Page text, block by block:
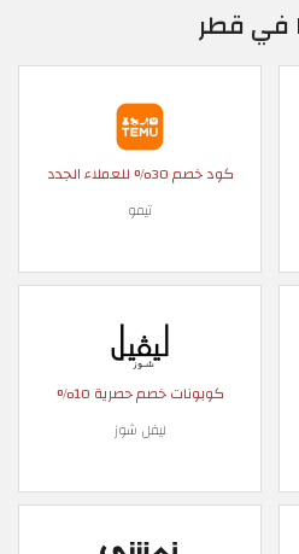
كود خصم 30% للعملاء الجدد
تيمو
كوبونات خصم حصرية 10%
ليفل شوز